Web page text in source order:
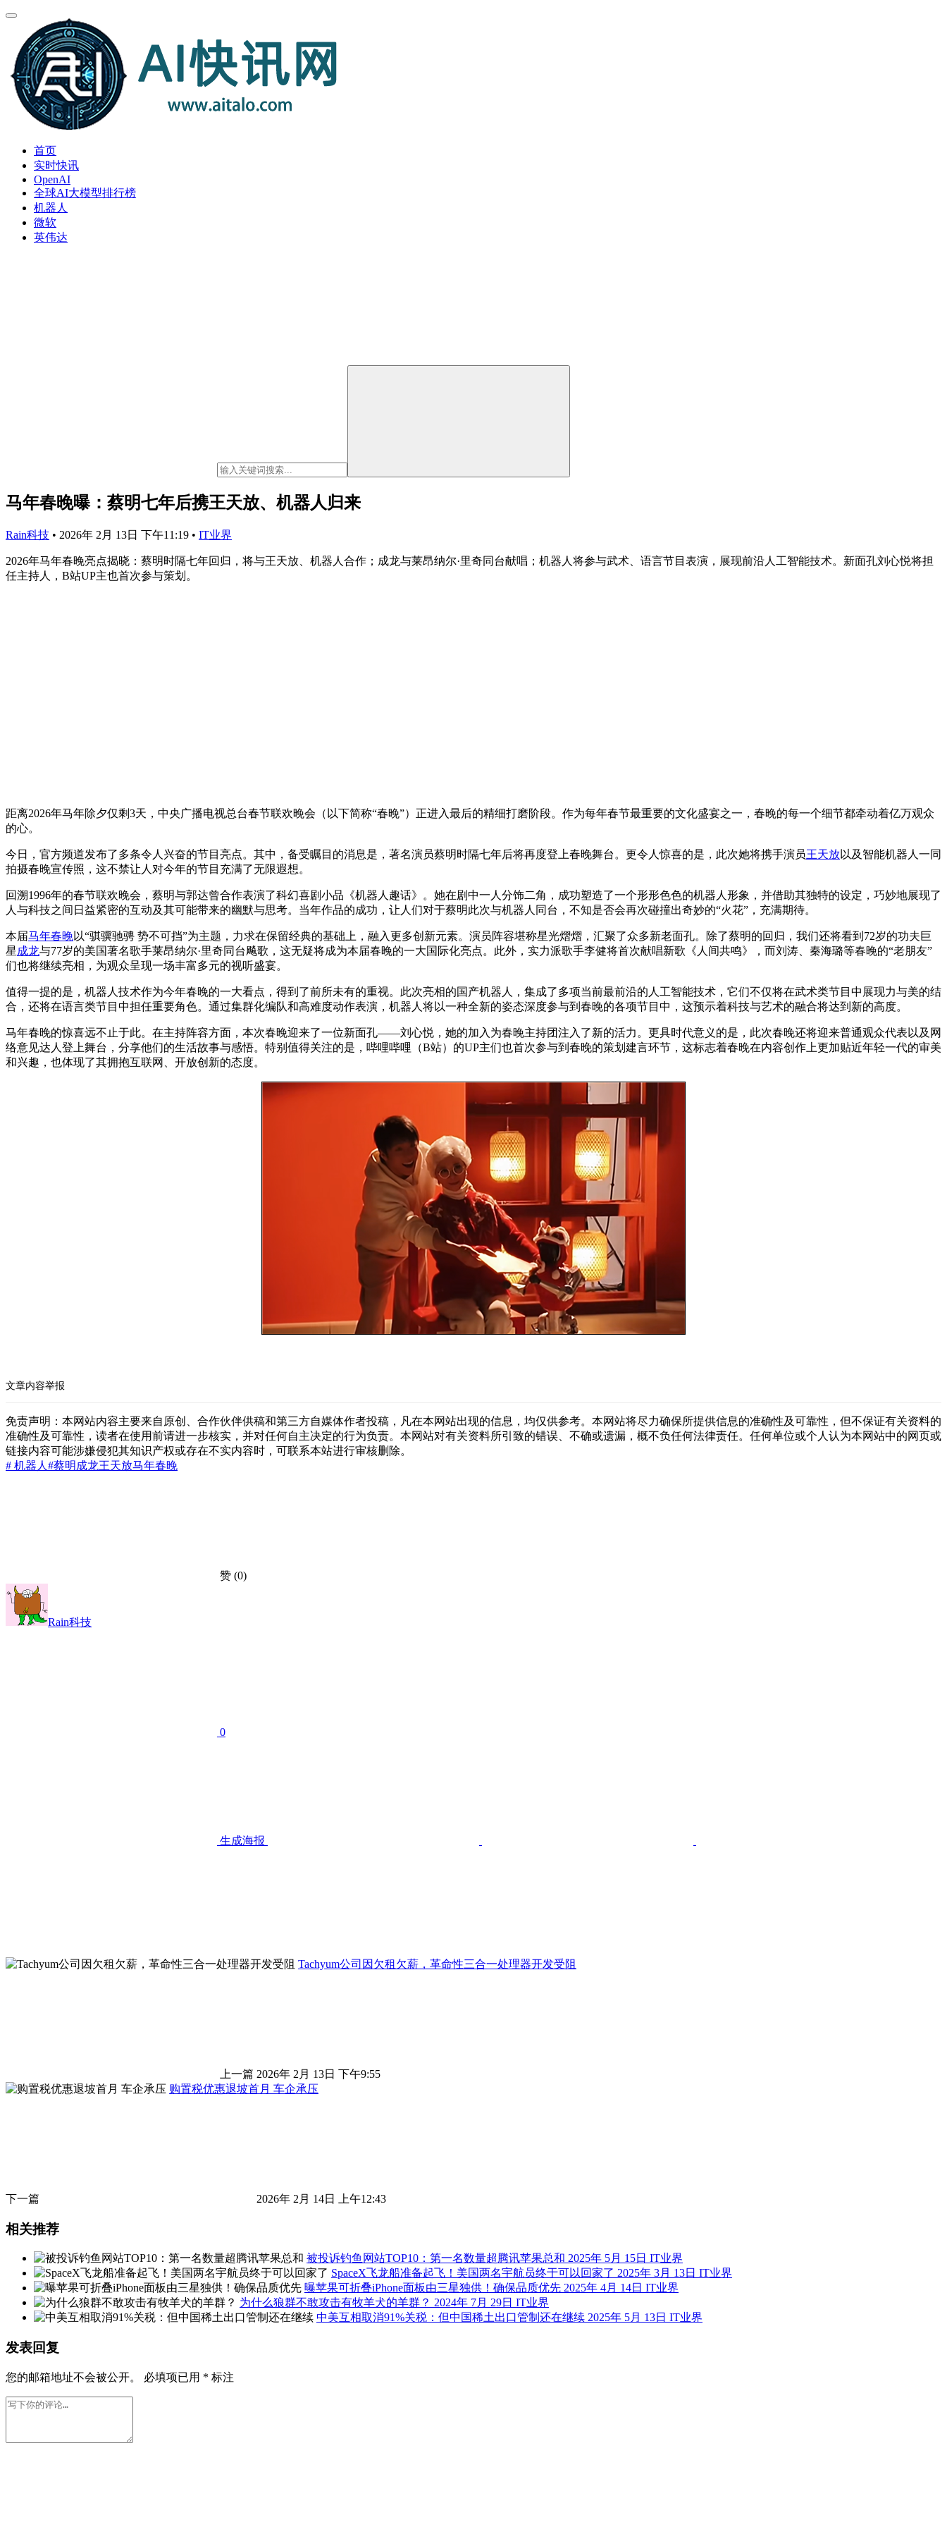
首页
实时快讯
OpenAI
全球AI大模型排行榜
机器人
微软
英伟达
马年春晚曝：蔡明七年后携王天放、机器人归来
Rain科技 • 2026年 2月 13日 下午11:19 • IT业界
2026年马年春晚亮点揭晓：蔡明时隔七年回归，将与王天放、机器人合作；成龙与莱昂纳尔·里奇同台献唱；机器人将参与武术、语言节目表演，展现前沿人工智能技术。新面孔刘心悦将担
任主持人，B站UP主也首次参与策划。
距离2026年马年除夕仅剩3天，中央广播电视总台春节联欢晚会（以下简称“春晚”）正进入最后的精细打磨阶段。作为每年春节最重要的文化盛宴之一，春晚的每一个细节都牵动着亿万观众
的心。
今日，官方频道发布了多条令人兴奋的节目亮点。其中，备受瞩目的消息是，著名演员蔡明时隔七年后将再度登上春晚舞台。更令人惊喜的是，此次她将携手演员王天放以及智能机器人一同
拍摄春晚宣传照，这不禁让人对今年的节目充满了无限遐想。
回溯1996年的春节联欢晚会，蔡明与郭达曾合作表演了科幻喜剧小品《机器人趣话》。她在剧中一人分饰二角，成功塑造了一个形形色色的机器人形象，并借助其独特的设定，巧妙地展现了
人与科技之间日益紧密的互动及其可能带来的幽默与思考。当年作品的成功，让人们对于蔡明此次与机器人同台，不知是否会再次碰撞出奇妙的“火花”，充满期待。
本届马年春晚以“骐骥驰骋 势不可挡”为主题，力求在保留经典的基础上，融入更多创新元素。演员阵容堪称星光熠熠，汇聚了众多新老面孔。除了蔡明的回归，我们还将看到72岁的功夫巨
星 成龙与77岁的美国著名歌手莱昂纳尔·里奇同台飚歌，这无疑将成为本届春晚的一大国际化亮点。此外，实力派歌手李健将首次献唱新歌《人间共鸣》，而刘涛、秦海璐等春晚的“老朋友”
们也将继续亮相，为观众呈现一场丰富多元的视听盛宴。
值得一提的是，机器人技术作为今年春晚的一大看点，得到了前所未有的重视。此次亮相的国产机器人，集成了多项当前最前沿的人工智能技术，它们不仅将在武术类节目中展现力与美的结
合，还将在语言类节目中担任重要角色。通过集群化编队和高难度动作表演，机器人将以一种全新的姿态深度参与到春晚的各项节目中，这预示着科技与艺术的融合将达到新的高度。
马年春晚的惊喜远不止于此。在主持阵容方面，本次春晚迎来了一位新面孔——刘心悦，她的加入为春晚主持团注入了新的活力。更具时代意义的是，此次春晚还将迎来普通观众代表以及网
络意见达人登上舞台，分享他们的生活故事与感悟。特别值得关注的是，哔哩哔哩（B站）的UP主们也首次参与到春晚的策划建言环节，这标志着春晚在内容创作上更加贴近年轻一代的审美
和兴趣，也体现了其拥抱互联网、开放创新的态度。
文章内容举报
免责声明：本网站内容主要来自原创、合作伙伴供稿和第三方自媒体作者投稿，凡在本网站出现的信息，均仅供参考。本网站将尽力确保所提供信息的准确性及可靠性，但不保证有关资料的
准确性及可靠性，读者在使用前请进一步核实，并对任何自主决定的行为负责。本网站对有关资料所引致的错误、不确或遗漏，概不负任何法律责任。任何单位或个人认为本网站中的网页或
链接内容可能涉嫌侵犯其知识产权或存在不实内容时，可联系本站进行审核删除。
# 机器人 #蔡明 成龙王天放马年春晚
赞 (0)
Rain科技
0
生成海报
Tachyum公司因欠租欠薪，革命性三合一处理器开发受阻
上一篇 2026年 2月 13日 下午9:55
购置税优惠退坡首月 车企承压
下一篇 2026年 2月 14日 上午12:43
相关推荐
被投诉钓鱼网站TOP10：第一名数量超腾讯苹果总和 2025年 5月 15日 IT业界
SpaceX飞龙船准备起飞！美国两名宇航员终于可以回家了 2025年 3月 13日 IT业界
曝苹果可折叠iPhone面板由三星独供！确保品质优先 2025年 4月 14日 IT业界
为什么狼群不敢攻击有牧羊犬的羊群？ 2024年 7月 29日 IT业界
中美互相取消91%关税：但中国稀土出口管制还在继续 2025年 5月 13日 IT业界
发表回复
您的邮箱地址不会被公开。 必填项已用 * 标注